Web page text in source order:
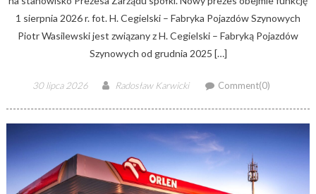
1 sierpnia 2026 r. fot. H. Cegielski – Fabryka Pojazdów Szynowych
Piotr Wasilewski jest związany z H. Cegielski – Fabryką Pojazdów
Szynowych od grudnia 2025 […]
Posted
30 lipca 2026 Author
Radosław Karwicki Comment(0)